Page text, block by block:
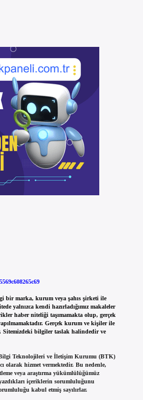
bir marka, kurum veya şahıs şirketi ile
yalnızca kendi hazırladığımız makaleler
haber niteliği taşımamakta olup, gerçek
Gerçek kurum ve kişiler ile
Sitemizdeki bilgiler taslak halindedir ve
Bilgi Teknolojileri ve İletişim Kurumu (BTK)
olarak hizmet vermektedir. Bu nedenle,
veya araştırma yükümlülüğümüz
içeriklerin sorumluluğunu
kabul etmiş sayılırlar.